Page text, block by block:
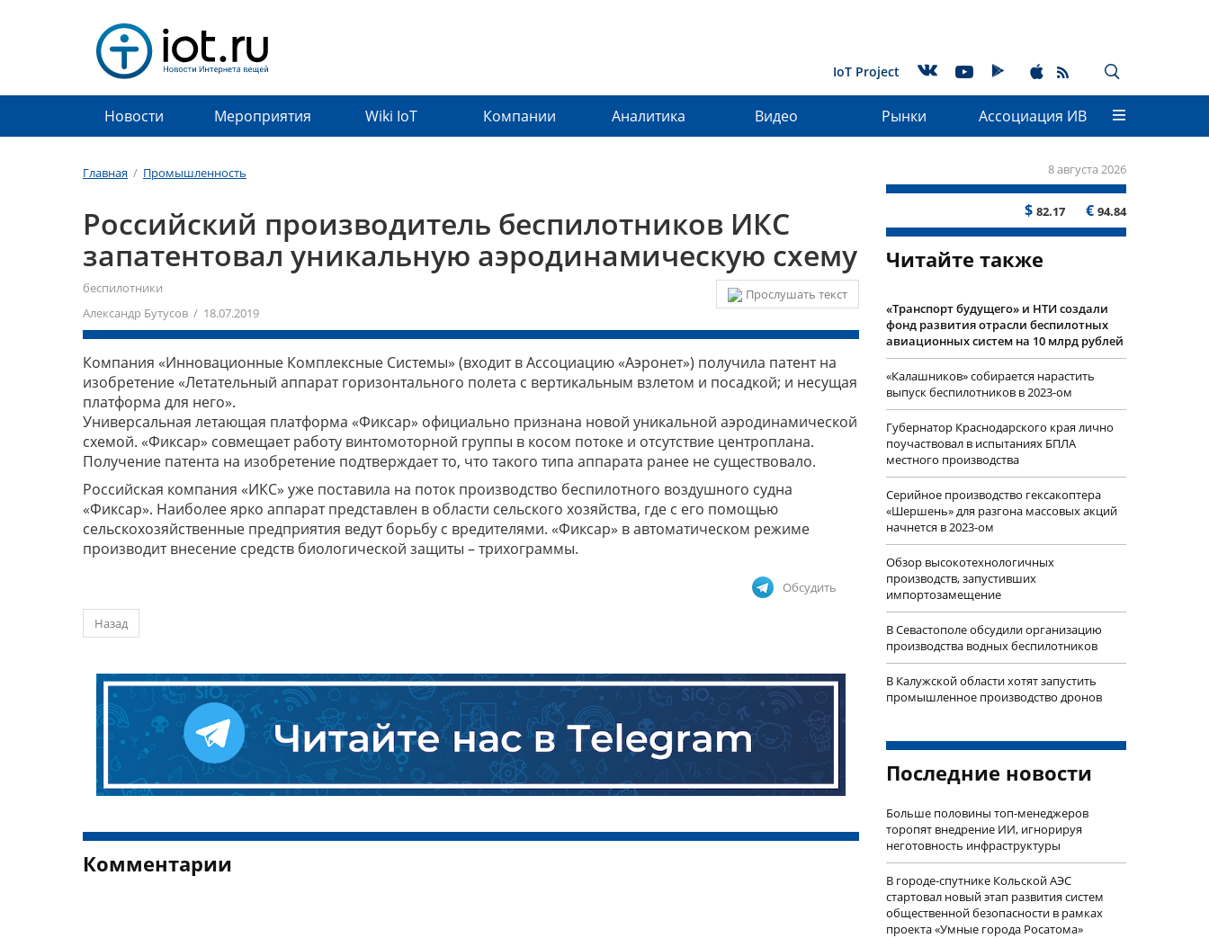
IoT Project
Новости Мероприятия Wiki IoT Компании Аналитика Видео Рынки Ассоциация ИВ
Главная / Промышленность 8 августа 2026
$ 82.17 € 94.84
Российский производитель беспилотников ИКС
запатентовал уникальную аэродинамическую схему
Прослушать текст
беспилотники
Александр Бутусов / 18.07.2019
Компания «Инновационные Комплексные Системы» (входит в Ассоциацию «Аэронет») получила патент на
изобретение «Летательный аппарат горизонтального полета с вертикальным взлетом и посадкой; и несущая
платформа для него».
Универсальная летающая платформа «Фиксар» официально признана новой уникальной аэродинамической
схемой. «Фиксар» совмещает работу винтомоторной группы в косом потоке и отсутствие центроплана.
Получение патента на изобретение подтверждает то, что такого типа аппарата ранее не существовало.
Российская компания «ИКС» уже поставила на поток производство беспилотного воздушного судна
«Фиксар». Наиболее ярко аппарат представлен в области сельского хозяйства, где с его помощью
сельскохозяйственные предприятия ведут борьбу с вредителями. «Фиксар» в автоматическом режиме
производит внесение средств биологической защиты – трихограммы.
Обсудить
Назад
Комментарии
Читайте также
«Транспорт будущего» и НТИ создали
фонд развития отрасли беспилотных
авиационных систем на 10 млрд рублей
«Калашников» собирается нарастить
выпуск беспилотников в 2023-ом
Губернатор Краснодарского края лично
поучаствовал в испытаниях БПЛА
местного производства
Серийное производство гексакоптера
«Шершень» для разгона массовых акций
начнется в 2023-ом
Обзор высокотехнологичных
производств, запустивших
импортозамещение
В Севастополе обсудили организацию
производства водных беспилотников
В Калужской области хотят запустить
промышленное производство дронов
Последние новости
Больше половины топ-менеджеров
торопят внедрение ИИ, игнорируя
неготовность инфраструктуры
В городе-спутнике Кольской АЭС
стартовал новый этап развития систем
общественной безопасности в рамках
проекта «Умные города Росатома»